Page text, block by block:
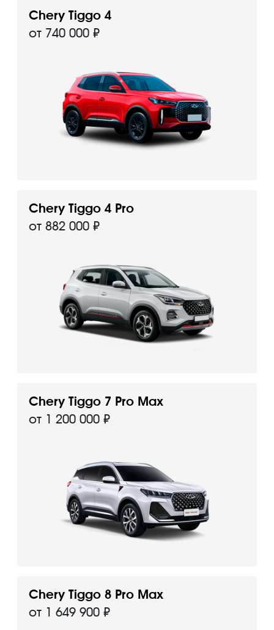
Chery Tiggo 4
от 740 000 ₽
Chery Tiggo 4 Pro
от 882 000 ₽
Chery Tiggo 7 Pro Max
от 1 200 000 ₽
Chery Tiggo 8 Pro Max
от 1 649 900 ₽